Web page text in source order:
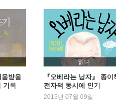
| 부자의 관점에서 보라 | 위험을
할 재테크에 관한 편견들
이다 | 세금이 너무 많다 | 투자
바나가 구축한 돈 버는 시스템
움받을
기록
읽다
『오베라는 남자』 종이
전자책 동시에 인기
2015년 07월 09일